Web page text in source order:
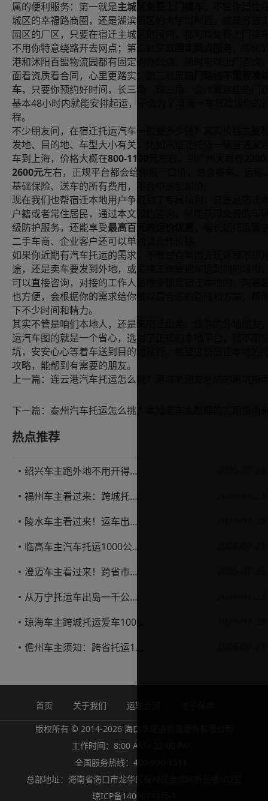
属的便利服务：第一就是主城区免费上门提车
城区的幸福路商圈，还是湖滨新区的大学城附近，或是苏宿
园区的厂区，只要在宿迁主城区范围内，都可以免费上门提
不用你特意绕路开去网点；第二就是
港和沭阳百盟物流园都有固定的办公点，随时可以上门咨询
面看资质看合同，心里更踏实；第三就是
车，只要你预约好时间，长三角、珠三角、京津冀这些热门
基本48小时内就能安排起运，不会为了凑满一车货耽误你的
程。
不少朋友问，在宿迁托运汽车一般要多少钱？其实价格主要
发地、目的地、车型大小有关，比如从宿迁托运一辆普通家
车到上海，价格大概在800-1100
2600元左右，正规平台都会给你报一口价，包含提车、运输
基础保险、送车的所有费用，不会中途乱加价。
现在我们也帮宿迁本地用户争取到了专属福利：只要是宿迁
户籍或者常住居民，通过本文预约咨询，就能获得免费的车
级防护服务，还能享受最高百元的运价优惠
二手车商、企业客户还可以单独谈合作价格。
如果你近期有汽车托运的需求，不管是自驾出去玩返程不想
途，还是卖车要发到外地，或是换工作要把车运到别的城市
可以直接咨询，对接的工作人员很多都是宿迁本地的，沟通
也方便，会根据你的需求给你推荐最合适的路线和方案，帮
下不少时间和精力。
其实不管是咱们本地人，还是来宿迁出差、旅游的外地朋友
运汽车图的就是一个省心，选对了正规的本地平台，就不用
坑，安安心心等着车送到目的地就行。希望这份宿迁本地的
攻略，能帮到有需要的朋友。
上一篇：
下一篇： 泰州汽车托运怎么挑？本地老车主整理的实用指南
热点推荐
绍兴车主跑外地不用开得累？这份汽车托运实用指南收好不亏
福州车主看过来：跨城托运1000公里，这笔账要怎么算才不亏
陵水车主看过来！运车出岛一千公里，这笔账得这么算
临高车主汽车托运1000公里省钱避坑指南
澄迈车主看过来！跨省市托运私家车，这些账得算明白
从万宁托运车出岛一千公里，这笔钱该怎么花才不踩坑
儋州车主须知：跨省托运1000公里费用怎么算？
首页 关于我们 运输合同
版权所有 © 2014-2026 海口华夏通物流服务有限公司
工作时间：8:00 AM - 22:00 PM
全国服务热线：400-990-1511
总部地址：海南省海口市龙华区保税区金盘路新业楼102室
琼ICP备14000742号-1